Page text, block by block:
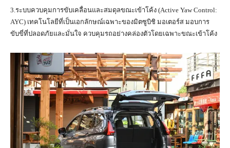
3.ระบบควบคุมการขับเคลื่อนและสมดุลขณะเข้าโค้ง (Active Yaw Control:
AYC) เทคโนโลยีที่เป็นเอกลักษณ์เฉพาะของมิตซูบิชิ มอเตอร์ส มอบการ
ขับขี่ที่ปลอดภัยและมั่นใจ ควบคุมรถอย่างคล่องตัวโดยเฉพาะขณะเข้าโค้ง